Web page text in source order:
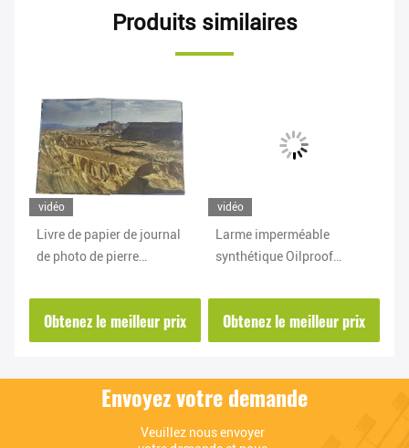
Produits similaires
vidéo
Livre de papier de journal
de photo de pierre
pli sans puce
Obtenez le meilleur prix
vidéo
Larme imperméable
synthétique Oilproof
pierre de carnet
Obtenez le meilleur prix
Envoyez votre demande
Veuillez nous envoyer